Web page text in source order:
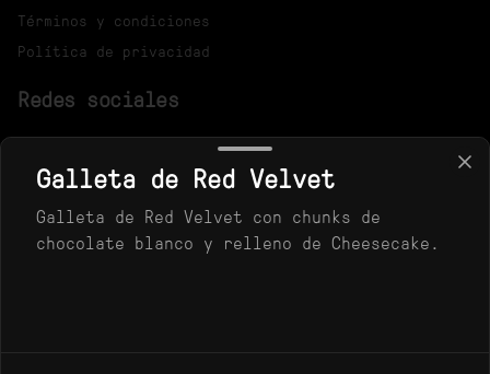
Términos y condiciones
Política de privacidad
Redes sociales
Mi cuenta
Pedir
Galleta de Red Velvet
Galleta de Red Velvet con chunks de
chocolate blanco y relleno de Cheesecake.